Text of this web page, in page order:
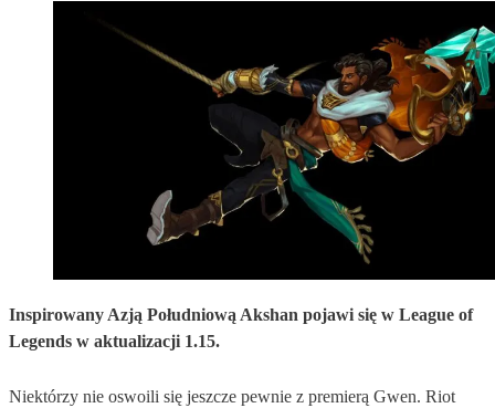
Inspirowany Azją Południową Akshan pojawi się w League of
Legends w aktualizacji 1.15.
Niektórzy nie oswoili się jeszcze pewnie z premierą Gwen. Riot